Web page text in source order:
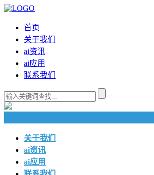
首页
关于我们
ai资讯
ai应用
联系我们
关于我们
ai资讯
ai应用